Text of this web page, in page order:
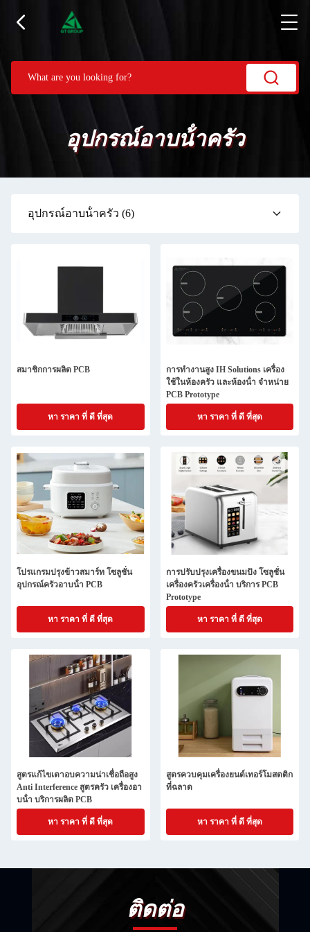
อุปกรณ์อาบน้ําครัว
อุปกรณ์อาบน้ําครัว (6)
สมาชิกการผลิต PCB
หา ราคา ที่ ดี ที่สุด
การทํางานสูง IH Solutions เครื่อง
ใช้ในห้องครัว และห้องน้ํา จําหน่าย
PCB Prototype
หา ราคา ที่ ดี ที่สุด
โปรแกรมปรุงข้าวสมาร์ท โซลูชั่น
อุปกรณ์ครัวอาบน้ํา PCB
หา ราคา ที่ ดี ที่สุด
การปรับปรุงเครื่องขนมปัง โซลูชั่น
เครื่องครัวเครื่องน้ํา บริการ PCB
Prototype
หา ราคา ที่ ดี ที่สุด
สูตรแก้ไขเตาอบความน่าเชื่อถือสูง
Anti Interference สูตรครัว เครื่องอา
บน้ํา บริการผลิต PCB
หา ราคา ที่ ดี ที่สุด
สูตรควบคุมเครื่องยนต์เทอร์โมสตติก
ที่ฉลาด
หา ราคา ที่ ดี ที่สุด
ติดต่อ